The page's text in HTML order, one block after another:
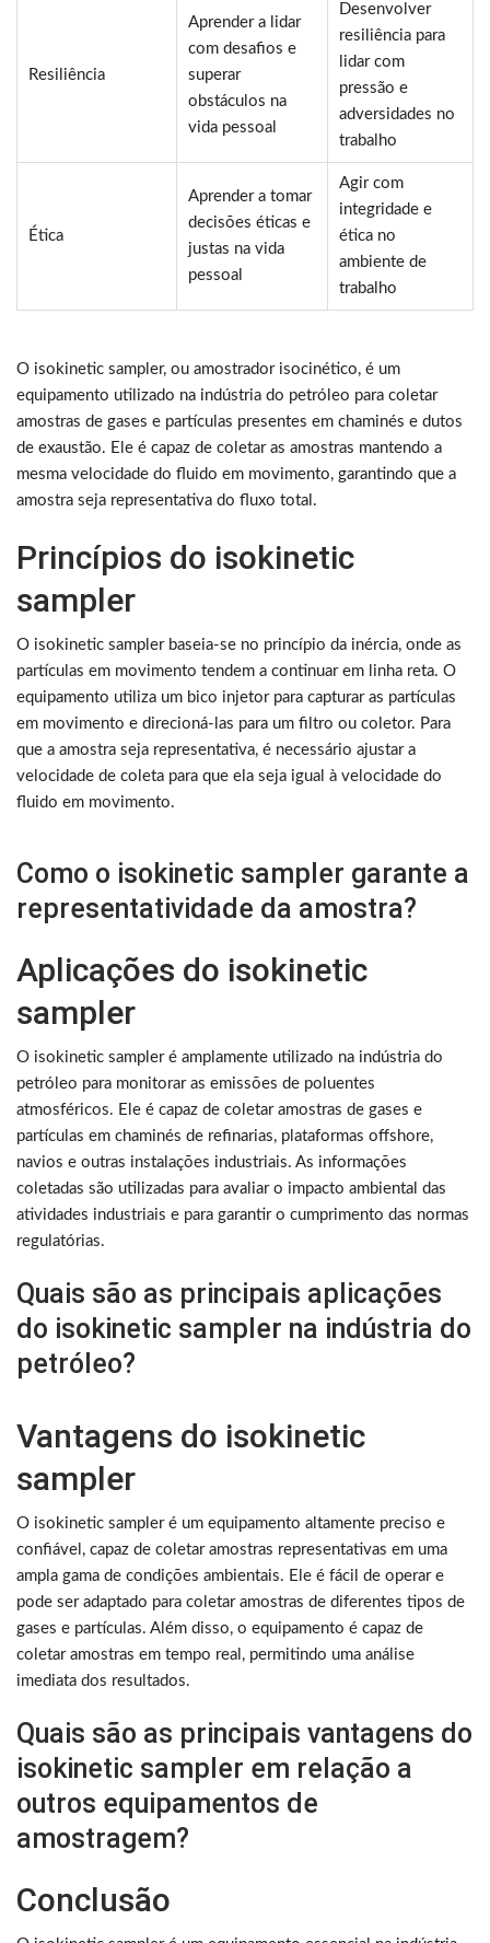
Resiliência
Aprender a lidar
com desafios e
superar
obstáculos na
vida pessoal
Desenvolver
resiliência para
lidar com
pressão e
adversidades no
trabalho
Ética
Aprender a tomar
decisões éticas e
justas na vida
pessoal
Agir com
integridade e
ética no
ambiente de
trabalho
O isokinetic sampler, ou amostrador isocinético, é um
equipamento utilizado na indústria do petróleo para coletar
amostras de gases e partículas presentes em chaminés e dutos
de exaustão. Ele é capaz de coletar as amostras mantendo a
mesma velocidade do fluido em movimento, garantindo que a
amostra seja representativa do fluxo total.
Princípios do isokinetic
sampler
O isokinetic sampler baseia-se no princípio da inércia, onde as
partículas em movimento tendem a continuar em linha reta. O
equipamento utiliza um bico injetor para capturar as partículas
em movimento e direcioná-las para um filtro ou coletor. Para
que a amostra seja representativa, é necessário ajustar a
velocidade de coleta para que ela seja igual à velocidade do
fluido em movimento.
Como o isokinetic sampler garante a
representatividade da amostra?
Aplicações do isokinetic
sampler
O isokinetic sampler é amplamente utilizado na indústria do
petróleo para monitorar as emissões de poluentes
atmosféricos. Ele é capaz de coletar amostras de gases e
partículas em chaminés de refinarias, plataformas offshore,
navios e outras instalações industriais. As informações
coletadas são utilizadas para avaliar o impacto ambiental das
atividades industriais e para garantir o cumprimento das normas
regulatórias.
Quais são as principais aplicações
do isokinetic sampler na indústria do
petróleo?
Vantagens do isokinetic
sampler
O isokinetic sampler é um equipamento altamente preciso e
confiável, capaz de coletar amostras representativas em uma
ampla gama de condições ambientais. Ele é fácil de operar e
pode ser adaptado para coletar amostras de diferentes tipos de
gases e partículas. Além disso, o equipamento é capaz de
coletar amostras em tempo real, permitindo uma análise
imediata dos resultados.
Quais são as principais vantagens do
isokinetic sampler em relação a
outros equipamentos de
amostragem?
Conclusão